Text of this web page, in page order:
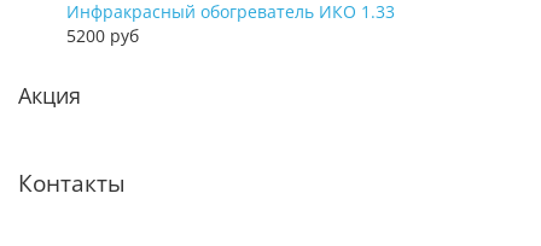
Инфракрасный обогреватель ИКО 1.33
5200 руб
Акция
Контакты